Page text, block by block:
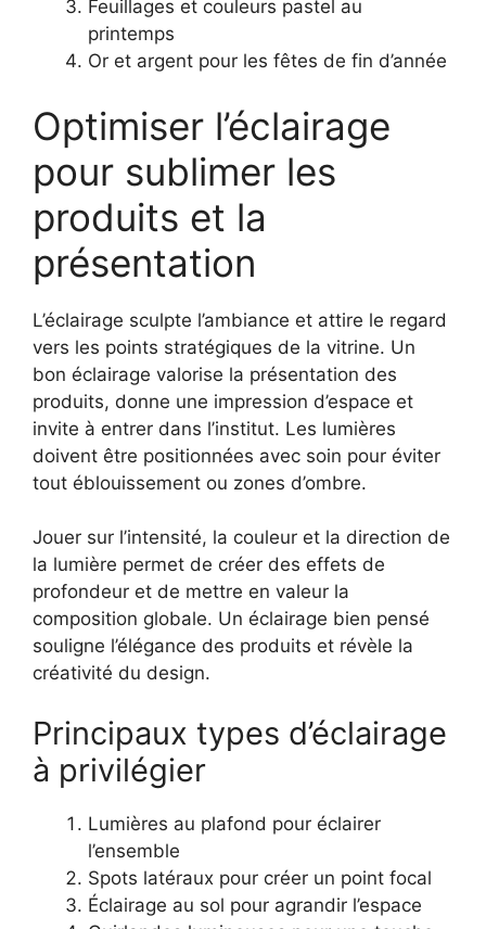
Feuillages et couleurs pastel au
printemps
Or et argent pour les fêtes de fin d’année
Optimiser l’éclairage
pour sublimer les
produits et la
présentation
L’éclairage sculpte l’ambiance et attire le regard
vers les points stratégiques de la vitrine. Un
bon éclairage valorise la présentation des
produits, donne une impression d’espace et
invite à entrer dans l’institut. Les lumières
doivent être positionnées avec soin pour éviter
tout éblouissement ou zones d’ombre.
Jouer sur l’intensité, la couleur et la direction de
la lumière permet de créer des effets de
profondeur et de mettre en valeur la
composition globale. Un éclairage bien pensé
souligne l’élégance des produits et révèle la
créativité du design.
Principaux types d’éclairage
à privilégier
Lumières au plafond pour éclairer
l’ensemble
Spots latéraux pour créer un point focal
Éclairage au sol pour agrandir l’espace